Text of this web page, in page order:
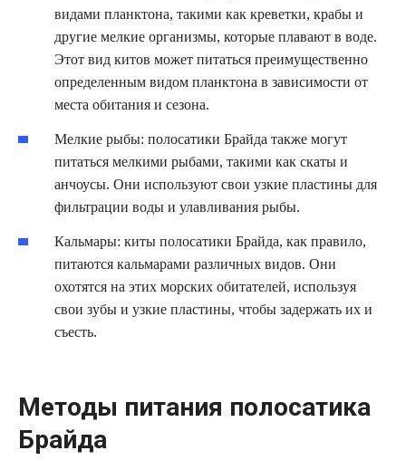
видами планктона, такими как креветки, крабы и
другие мелкие организмы, которые плавают в воде.
Этот вид китов может питаться преимущественно
определенным видом планктона в зависимости от
места обитания и сезона.
Мелкие рыбы: полосатики Брайда также могут
питаться мелкими рыбами, такими как скаты и
анчоусы. Они используют свои узкие пластины для
фильтрации воды и улавливания рыбы.
Кальмары: киты полосатики Брайда, как правило,
питаются кальмарами различных видов. Они
охотятся на этих морских обитателей, используя
свои зубы и узкие пластины, чтобы задержать их и
съесть.
Методы питания полосатика
Брайда